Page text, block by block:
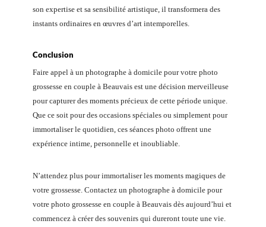
son expertise et sa sensibilité artistique, il transformera des
instants ordinaires en œuvres d’art intemporelles.
Conclusion
Faire appel à un photographe à domicile pour votre photo
grossesse en couple à Beauvais est une décision merveilleuse
pour capturer des moments précieux de cette période unique.
Que ce soit pour des occasions spéciales ou simplement pour
immortaliser le quotidien, ces séances photo offrent une
expérience intime, personnelle et inoubliable.
N’attendez plus pour immortaliser les moments magiques de
votre grossesse. Contactez un photographe à domicile pour
votre photo grossesse en couple à Beauvais dès aujourd’hui et
commencez à créer des souvenirs qui dureront toute une vie.